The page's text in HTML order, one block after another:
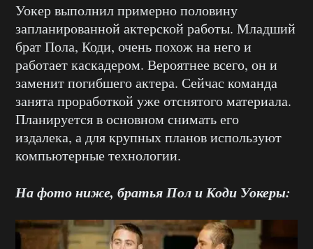
Уокер выполнил примерно половину
запланированной актерской работы. Младший
брат Пола, Коди, очень похож на него и
работает каскадером. Вероятнее всего, он и
заменит погибшего актера. Сейчас команда
занята проработкой уже отснятого материала.
Планируется в основном снимать его
издалека, а для крупных планов используют
компьютерные технологии.
На фото ниже, братья Пол и Коди Уокеры: